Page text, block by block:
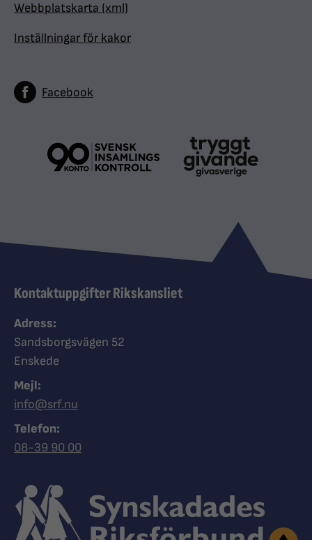
Webbplatskarta (xml)
Inställningar för kakor
Facebook
Kontaktuppgifter Rikskansliet
Adress:
Sandsborgsvägen 52
Enskede
Mejl:
info@srf.nu
Telefon:
Ring Synskadades riksförbund
08-39 90 00